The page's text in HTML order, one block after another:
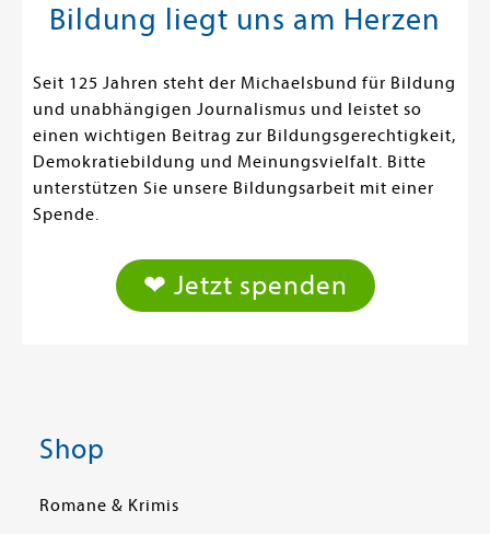
Bildung liegt uns am Herzen
Seit 125 Jahren steht der Michaelsbund für Bildung
und unabhängigen Journalismus und leistet so
einen wichtigen Beitrag zur Bildungsgerechtigkeit,
Demokratiebildung und Meinungsvielfalt. Bitte
unterstützen Sie unsere Bildungsarbeit mit einer
Spende.
❤ Jetzt spenden
Shop
Romane & Krimis